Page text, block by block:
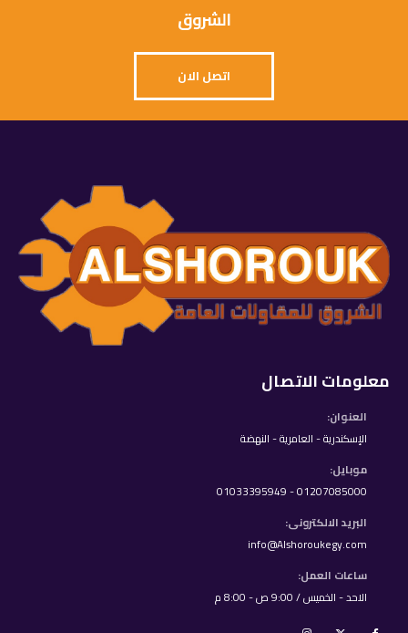
الشروق
اتصل الان
معلومات الاتصال
العنوان:
الإسكندرية - العامرية - النهضة
موبايل:
01207085000 - 01033395949
البريد الالكترونى:
info@Alshoroukegy.com
ساعات العمل:
الاحد - الخميس / 9:00 ص - 8:00 م